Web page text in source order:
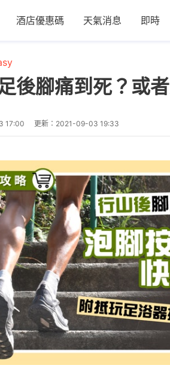
酒店優惠碼 天氣消息 即時
後腳痛到死？或
17:00 更新： 2021-09-03 19:33